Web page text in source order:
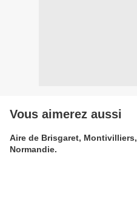
Vous aimerez aussi
Aire de Brisgaret, Montivilliers,
Normandie.